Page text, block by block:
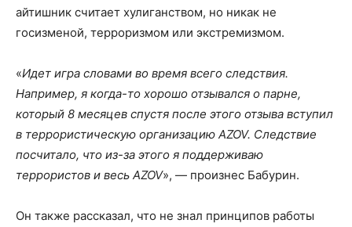
айтишник считает хулиганством, но никак не
госизменой, терроризмом или экстремизмом.
«Идет игра словами во время всего следствия.
Например, я когда-то хорошо отзывался о парне,
который 8 месяцев спустя после этого отзыва вступил
в террористическую организацию AZOV. Следствие
посчитало, что из-за этого я поддерживаю
террористов и весь AZOV», — произнес Бабурин.
Он также рассказал, что не знал принципов работы